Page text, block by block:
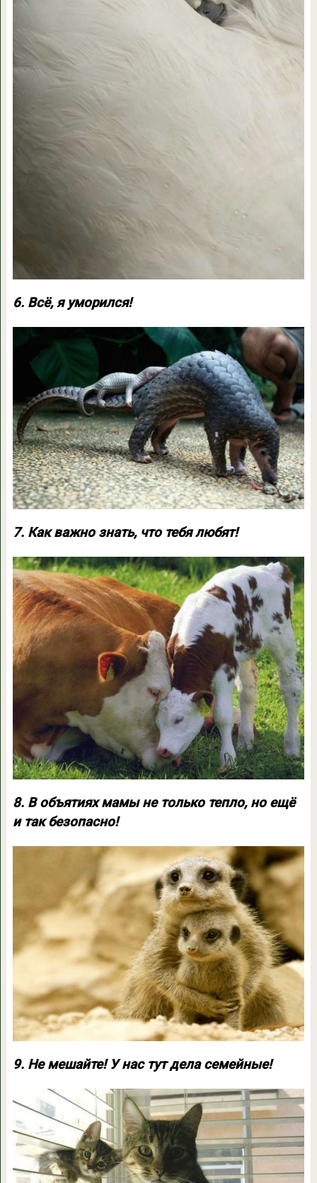
6. Всё, я уморился!
7. Как важно знать, что тебя любят!
8. В объятиях мамы не только тепло, но ещё
и так безопасно!
9. Не мешайте! У нас тут дела семейные!